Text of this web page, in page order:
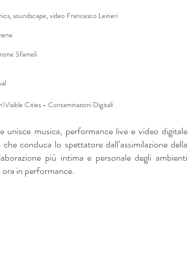
soundscape, video Francesco Leineri
Sfameli
Cities - Contaminazioni Digitali
unisce musica, performance live e video digitale
conduca lo spettatore dall’assimilazione della
più intima e personale degli ambienti
in performance.